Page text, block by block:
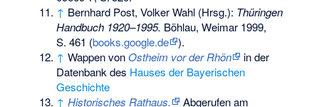
↑ Bernhard Post, Volker Wahl (Hrsg.): Thüringen
Handbuch 1920–1995. Böhlau, Weimar 1999,
S. 461 (books.google.de
).
↑ Wappen vonOstheim vor der Rhön
in der
Datenbank des Hauses der Bayerischen
Geschichte
↑ Historisches Rathaus.
Abgerufen am